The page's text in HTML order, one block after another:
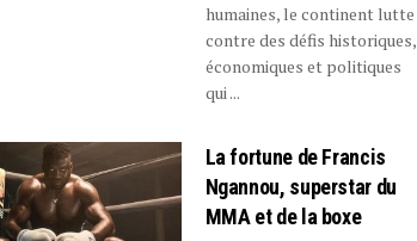
humaines, le continent lutte
contre des défis historiques,
économiques et politiques
qui ...
La fortune de Francis
Ngannou, superstar du
MMA et de la boxe